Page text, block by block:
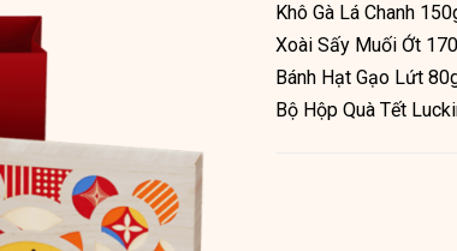
Khô Gà Lá Chanh
Xoài Sấy Muối Ớt
Bánh Hạt Gạo Lứt
Bộ Hộp Quà Tết